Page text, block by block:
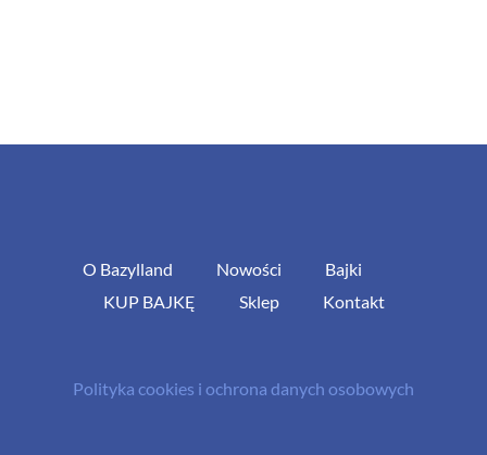
O Bazylland Nowości
Bajki
KUP BAJKĘ
Sklep Kontakt
Polityka cookies i ochrona danych osobowych